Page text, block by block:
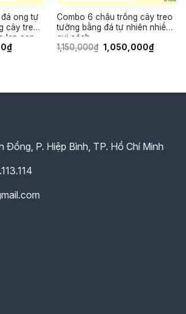
ong tự
cây treo
lan can
₫Giá
hiện
Combo 6 chậu trồng cây treo
tường bằng đá tự nhiên nhiều
qui cách
1,150,000₫ Giá
gốc
1,050,000₫Giá
hiện
Đồng, P. Hiệp Bình, TP. Hồ Chí Minh